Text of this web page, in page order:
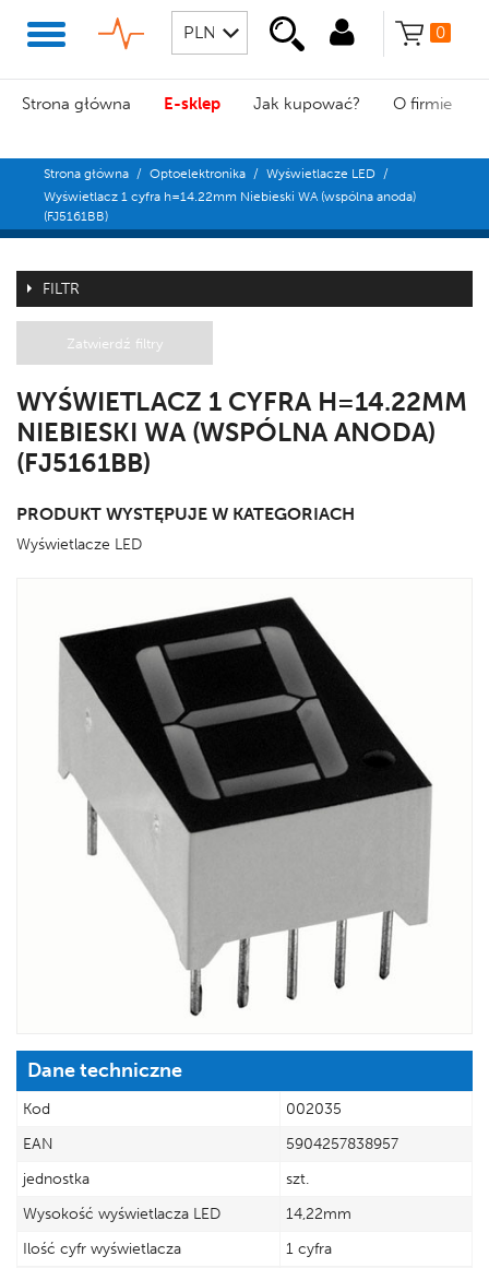
0
Strona główna E-sklep Jak kupować? O firmie
Strona główna / Optoelektronika / Wyświetlacze LED /
Wyświetlacz 1 cyfra h=14.22mm Niebieski WA (wspólna anoda)
(FJ5161BB)
FILTR
Zatwierdź filtry
WYŚWIETLACZ 1 CYFRA H=14.22MM
NIEBIESKI WA (WSPÓLNA ANODA)
(FJ5161BB)
PRODUKT WYSTĘPUJE W KATEGORIACH
Wyświetlacze LED
Dane techniczne
Kod
002035
EAN
5904257838957
jednostka
szt.
Wysokość wyświetlacza LED
14,22mm
Ilość cyfr wyświetlacza
1 cyfra